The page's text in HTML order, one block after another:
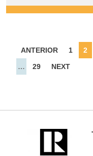
ANTERIOR 1 2
…
29 NEXT